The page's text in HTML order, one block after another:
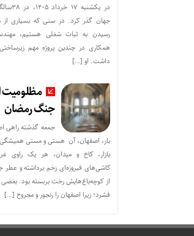
در
جهان گذر کرد. در سنی که بسیاری از
رسیدن به ثبات شغلی هستیم،
همکاری در چندین پروژه مهم
داشت. او […]
مظلومیت
جنگ رمضان
جمعه گذشته راهی
بار، اصفهان، آن هستی و مستی
بازار، کاخ و میدان، هر یک راوی
کاشی‌های فیروزه‌ای زخم برداشته و عطر
از کوچه‌باغ‌هایش رخت بربسته بود.
فشرد؛ زیرا اصفهان را رنجور و مجروح […]